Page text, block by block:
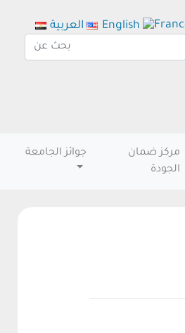
مركز ضمان
الجودة
جوائز الجامعة
العربية English